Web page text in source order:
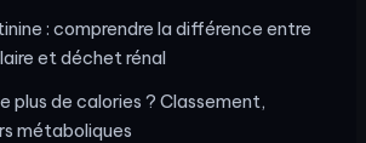
: comprendre la différence entre
et déchet rénal
plus de calories ? Classement,
métaboliques